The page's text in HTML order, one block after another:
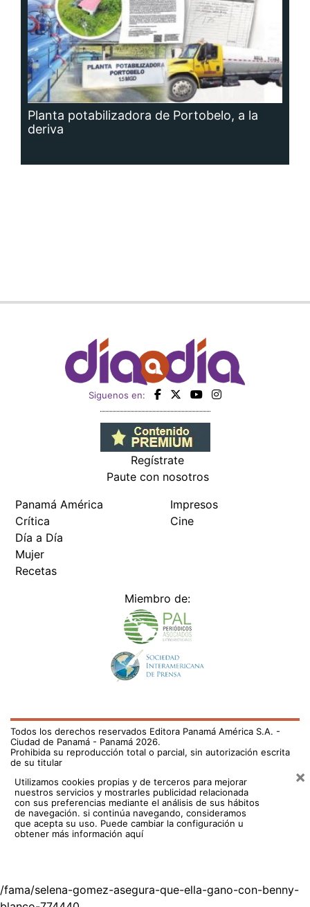
Planta potabilizadora de Portobelo, a la
deriva
Siguenos en:
Regístrate
Paute con nosotros
Panamá América
Crítica
Día a Día
Mujer
Recetas
Impresos
Cine
Miembro de:
Todos los derechos reservados Editora Panamá América S.A. -
Ciudad de Panamá - Panamá 2026.
Prohibida su reproducción total o parcial, sin autorización escrita
de su titular
Utilizamos cookies propias y de terceros para mejorar
nuestros servicios y mostrarles publicidad relacionada
con sus preferencias mediante el análisis de sus hábitos
de navegación. si continúa navegando, consideramos
que acepta su uso. Puede cambiar la configuración u
obtener más información aquí
×
/fama/selena-gomez-asegura-que-ella-gano-con-benny-